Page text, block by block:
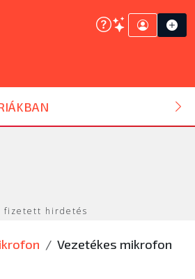
fizetett hirdetés
Vezetékes mikrofon